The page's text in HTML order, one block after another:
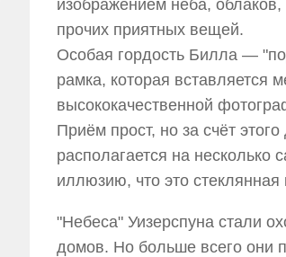
изображением неба,
прочих приятных вещей.
Особая гордость Билла —
рамка, которая вставляется
высококачественной
Приём прост, но за счёт
располагается на несколько
иллюзию, что это
"Небеса" Уизерспуна стали
домов. Но больше всего они